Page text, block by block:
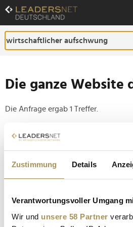
Zustimmung Details
Verantwortungsvoller Umgang
Wir und unsere 58 Partner
Zum
Inhalt
Zur
Fußzeilen-
Navigation
Die ganze Website
Die Anfrage ergab 1 Treffer.
Tipp
Setzen Sie die gesuchten Wörter
Anführungszeichen: zb "Vorname
Reformen der Regierung
der Bürger